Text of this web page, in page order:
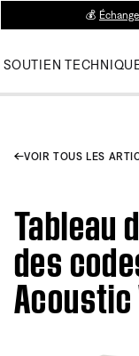
💰
SOUTIEN
VOIR TOUS LES
Tableau
des